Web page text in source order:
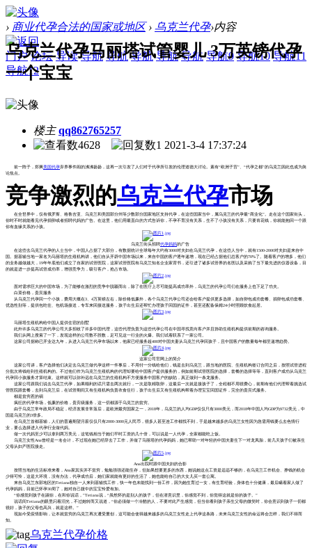
› 商业代孕合法的国家或地区 › 乌克兰代孕›内容
门户 论坛 导读 导航 导航 导航 导航 导航 导航9 导航10 导航11
导航12
乌克兰代孕马丽塔试管婴儿 3万英镑代孕
一个宝宝
楼主 qq862765257
4628
1 2021-3-4 17:37:24
前一阵子，郑爽美国代孕弃养事件闹的沸沸扬扬，这再一次引发了人们对于代孕所引发的伦理道德大讨论。素有“欧洲子宫”、“代孕之都”的乌克兰因此也成为舆
论焦点。
竞争激烈的乌克兰代孕市场
在全世界中，仅有俄罗斯、格鲁吉亚、乌克兰和美国部分州等少数部分国家地区支持代孕，在这些国家当中，属乌克兰的代孕最“商业化”。走在这个国家街头，
你时不时就能看见代孕捐卵或者招聘代妈的广告。在这里，他们用最直白的方式告诉你，不孕不育没有关系，生不了小孩没有关系，只要肯花钱，你就能抱回一个跟
你有血缘关系的小孩。
乌克兰街头招聘代孕妈妈的广告
在这些去乌克兰代孕的人士当中，中国人占据了大部分，有数据统计全球每年大约有3000对夫妇在乌克兰代孕，在这些人当中，就有1500-2000对夫妇是来自中
国。据基辅当地一家名为马丽塔的生殖机构讲，他们自从开辟中国市场以来，来自中国的客户逐年递增，现在已经占据他们总客户的70%了。随着客户的增多，他们
的业务越做越大，19年年底他们成立了自家的试管医院，这家试管医院有乌克兰知名企业家背书，还引进了诸多试管界的名医以及采购了当下最先进的仪器设备，目
的就是进一步提高试管成功率，增强竞争力，吸引客户，抢占市场。
面对需求巨大的中国市场，为了能够在激烈的竞争中脱颖而出，除了在医疗上尽可能提高成功率外，乌克兰的代孕公司们在服务上也下足了功夫。
白菜价格，贵宾服务
从乌克兰代孕回一个小孩，费用大概在3、4万英镑左右，除价格低廉外，各个乌克兰代孕公司还会给客户提供更多选择，如自卵包成功套餐、捐卵包成功套餐、
优选性别等，提供包吃住、包机场接送，专车来回接送服务，孩子出生后还帮忙办理孩子回国的证件，甚至还配备保姆24小时照顾饮食起居。
马丽塔生殖机构给中国人提供住宿的别墅
此外许多乌克兰的代孕公司大多招收了许多中国代理，这些代理负责为这些代孕公司在中国寻找意向客户并且协助生殖机构提供前期的咨询服务。
我们从网上搜索了一下，发现这样的公司数不胜数，足可见这一行业的火爆。我们试着联系了一家公司。
这家公司据称已开业达九年，从进入乌克兰代孕市场以来，他家已经服务超400对中国夫妻从乌克兰代孕回孩子，且中国客户的数量每年都呈递增趋势。
这家公司官网上的简介
这家公司讲，客户选择他们决定去乌克兰做代孕这样一件事后，不用付一分钱给他们，钱是去到乌克兰，跟当地的医院、生殖机构签订合同之后，按照试管进程
分批次将钱给到生殖机构的。不过他们作为乌克兰生殖机构的代理却要给中国客户提供服务的，例如前期试管医院的选择，套餐的选择等等，直到客户成功从乌克兰
代孕回小孩服务才算结束。这样就可以弥补远在乌克兰的生殖机构不方便服务中国客户的缺陷，真正做到一条龙服务。
这家公司跟我们说去乌克兰代孕，如果顺利的话只需去两次就行，一次是取精取卵，这最后一次就是接孩子了，全程都不用很费心，前期有他们代理帮着挑选试
管医院跟套餐，去到乌克兰后，在试管期间又有生殖机构负责衣食住行，孩子出生后又有生殖机构帮着办理宝宝回国证件，完全的贵宾式服务。
都是贫穷惹的祸
疯狂的代孕市场，低廉的价格，贵宾级服务，这一切都源于乌克兰的贫穷。
由于乌克兰常年政局不稳定，经济发展非常落后，是欧洲最穷国家之一，2018年，乌克兰的人均GDP仅仅只有3000美元，而2018年中国人均GDP为9732美元，中
国是乌克兰的3倍多。
在乌克兰首都基辅，人们的普遍期望月薪仅仅只有2000-3000元人民币，很多人甚至连工作都找不到，于是越来越多的乌克兰女性因为急需用钱要么去色情行
业，要么选择进入代孕行业做代妈。
做一次代妈至少可以拿到两万美元，这笔钱相当于她们平时工资的几十倍，可以说是一人代孕，全家都能吃上饭。
乌克兰女性Ana曾经是一名会计，不过现在她已经辞去了工作，并做了马丽塔的代孕妈妈，她已帮助一对年轻的中国夫妻生下一对龙凤胎，前几天孩子们被亲生
父母从妇产医院接走。
Ana出院时跟中国夫妇的合影
按照当地的生活标准来看，Ana家其实并不贫穷，勉勉强强还能生存，但如果想要更多的东西，她说她这点工资是远远不够的，在乌克兰工作机会、挣钱的机会
少得可怜，这是大环境，没有办法，代孕成功后，她们家就能有更好的生活了，她也能给自己的大女儿买一套公寓。
来自乌克兰东部地区的Tetiana独自一人来到基辅找工作，快一年也未能找到一份工作，因为她生育过一女，有生育经验，身体也十分健康，最后瞒着家人做了
代孕妈妈，目前已怀孕30周了，她对自己腹中的宝宝怜爱有加。
“你感觉到孩子在踢你，在和你说话，”Tetiana说，“虽然怀的是别人的孩子，但在潜意识里，你感觉不到，你觉得这就是你的孩子。”
说话间Tetiana的眼里闪着泪光，不过她转而又说道，“你必须做一个冷酷的人，不要对此产生感觉，但当你看到孩子亲生父母的微笑时，你会意识到孩子一切都
很好，孩子的父母也高兴，就是这样。”
现如今受疫情影响，让本就贫穷的乌克兰再次遭受重创，这可能会使得越来越多的乌克兰女性走上代孕这条路，未来乌克兰女性的命运将会怎样，我们不得而
知。
乌克兰代孕价格